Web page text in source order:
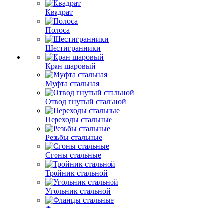
Квадрат
Полоса
Шестигранники
Кран шаровый
Муфта стальная
Отвод гнутый стальной
Переходы стальные
Резьбы стальные
Сгоны стальные
Тройник стальной
Угольник стальной